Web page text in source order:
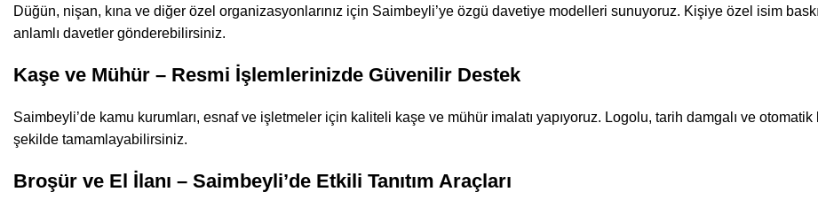
Düğün, nişan, kına ve diğer özel organizasyonlarınız için Saimbeyli’ye özgü davetiye modelleri sunuyoruz. Kişiye özel isim
anlamlı davetler gönderebilirsiniz.
Kaşe ve Mühür – Resmi İşlemlerinizde Güvenilir Destek
Saimbeyli’de kamu kurumları, esnaf ve işletmeler için kaliteli kaşe ve mühür imalatı yapıyoruz. Logolu, tarih damgalı ve
şekilde tamamlayabilirsiniz.
Broşür ve El İlanı – Saimbeyli’de Etkili Tanıtım Araçları